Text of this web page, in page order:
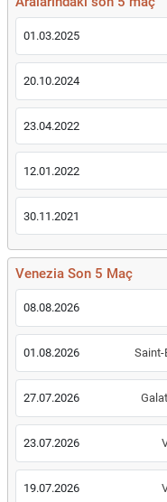
01.03.2025
20.10.2024
23.04.2022
12.01.2022
30.11.2021
Venezia Son 5 Maç
08.08.2026
01.08.2026 Saint-
27.07.2026
23.07.2026
19.07.2026